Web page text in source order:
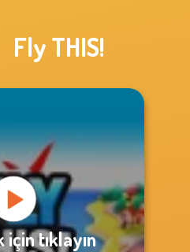
Fly THIS!
için tıklayın